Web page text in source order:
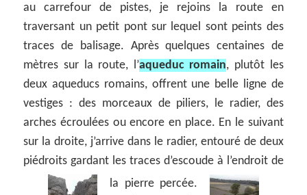
au carrefour de pistes, je rejoins la route en
traversant un petit pont sur lequel sont peints des
traces de balisage. Après quelques centaines de
mètres sur la route, l’aqueduc romain, plutôt les
deux aqueducs romains, offrent une belle ligne de
vestiges : des morceaux de piliers, le radier, des
arches écroulées ou encore en place. En le suivant
sur la droite, j’arrive dans le radier, entouré de deux
piédroits gardant les traces d’escoude à l’endroit de
la pierre percée.